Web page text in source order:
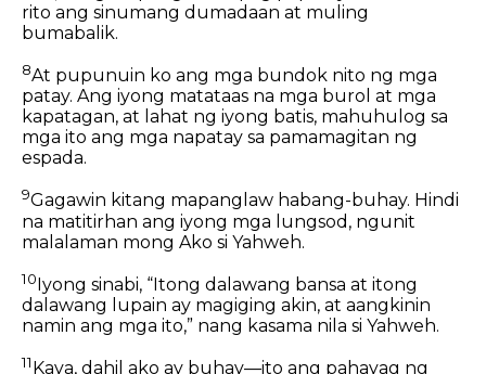
rito ang sinumang dumadaan at muling
bumabalik.
8At pupunuin ko ang mga bundok nito ng mga
patay. Ang iyong matataas na mga burol at mga
kapatagan, at lahat ng iyong batis, mahuhulog sa
mga ito ang mga napatay sa pamamagitan ng
espada.
9Gagawin kitang mapanglaw habang-buhay. Hindi
na matitirhan ang iyong mga lungsod, ngunit
malalaman mong Ako si Yahweh.
10Iyong sinabi, “Itong dalawang bansa at itong
dalawang lupain ay magiging akin, at aangkinin
namin ang mga ito,” nang kasama nila si Yahweh.
11 Kaya, dahil ako ay buhay—ito ang pahayag ng